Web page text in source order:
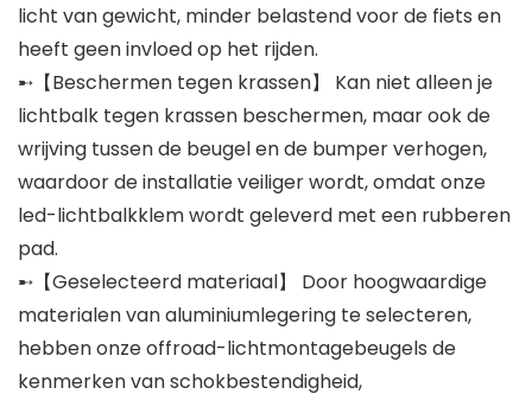
licht van gewicht, minder belastend voor de fiets en
heeft geen invloed op het rijden.
➸【Beschermen tegen krassen】 Kan niet alleen je
lichtbalk tegen krassen beschermen, maar ook de
wrijving tussen de beugel en de bumper verhogen,
waardoor de installatie veiliger wordt, omdat onze
led-lichtbalkklem wordt geleverd met een rubberen
pad.
➸【Geselecteerd materiaal】 Door hoogwaardige
materialen van aluminiumlegering te selecteren,
hebben onze offroad-lichtmontagebeugels de
kenmerken van schokbestendigheid,